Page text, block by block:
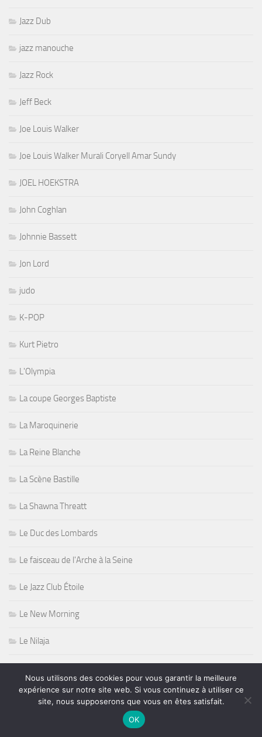
Jazz Dub
jazz manouche
Jazz Rock
Jeff Beck
Joe Louis Walker
Joe Louis Walker Murali Coryell Amar Sundy
JOEL HOEKSTRA
John Coghlan
Johnnie Bassett
Jon Lord
judo
K-POP
Kurt Pietro
L'Olympia
La coupe Georges Baptiste
La Maroquinerie
La Reine Blanche
La Scène Bastille
La Shawna Threatt
Le Duc des Lombards
Le faisceau de l'Arche à la Seine
Le Jazz Club Étoile
Le New Morning
Le Nilaja
Le Sunset
Nous utilisons des cookies pour vous garantir la meilleure
expérience sur notre site web. Si vous continuez à utiliser ce
site, nous supposerons que vous en êtes satisfait.
OK